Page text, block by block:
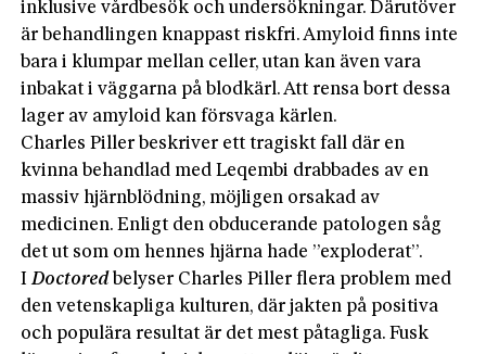
inklusive vårdbesök och undersökningar. Därutöver
är behandlingen knappast riskfri. Amyloid finns inte
bara i klumpar mellan celler, utan kan även vara
inbakat i väggarna på blodkärl. Att rensa bort dessa
lager av amyloid kan försvaga kärlen.
Charles Piller beskriver ett tragiskt fall där en
kvinna behandlad med Leqembi drabbades av en
massiv hjärnblödning, möjligen orsakad av
medicinen. Enligt den obducerande patologen såg
det ut som om hennes hjärna hade ”exploderat”.
IDoctored belyser Charles Piller flera problem med
den vetenskapliga kulturen, där jakten på positiva
och populära resultat är det mest påtagliga. Fusk